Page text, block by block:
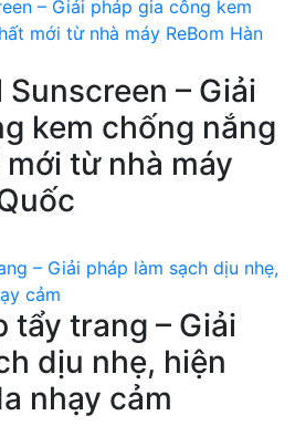
– Giải
kem chống nắng
từ nhà máy
tẩy trang – Giải
dịu nhẹ, hiện
nhạy cảm